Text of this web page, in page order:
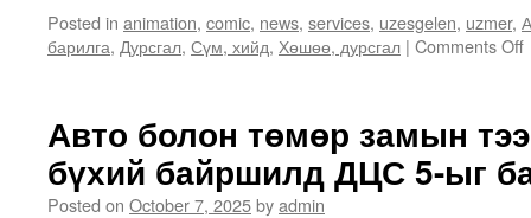
Posted in animation, comic, news, services, uzesgelen, uzmer,
барилга, Дурсгал, Сүм, хийд, Хөшөө, дурсгал | Comments Off
Авто болон төмөр замын
бүхий байршилд ДЦС 5-ыг
Posted on October 7, 2025byadmin